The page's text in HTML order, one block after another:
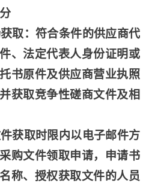
取：符合条件的供应商代
、法定代表人身份证明或
书原件及供应商营业执照
获取竞争性磋商文件及相
获取时限内以电子邮件方
购文件领取申请，申请书
称、授权获取文件的人员